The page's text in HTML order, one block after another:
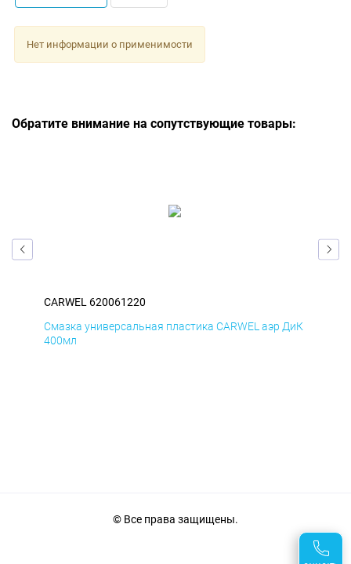
Нет информации о применимости
Обратите внимание на сопутствующие товары:
CARWEL 620061220
Смазка универсальная пластика CARWEL аэр ДиК
400мл
© Все права защищены.